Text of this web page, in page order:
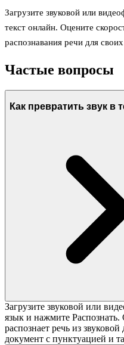
Загрузите звуковой или
текст онлайн. Оцените
распознавания речи для своих
Частые вопросы
Как превратить звук в
Загрузите звуковой или
язык и нажмите Распознать.
распознает речь из
документ с пунктуацией и